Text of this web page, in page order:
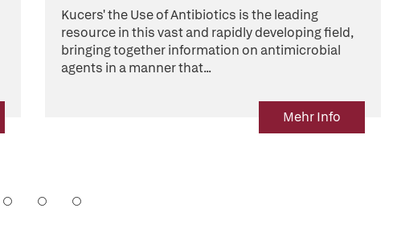
Kucers' the Use of Antibiotics is the leading
resource in this vast and rapidly developing field,
bringing together information on antimicrobial
agents in a manner that...
Mehr Info